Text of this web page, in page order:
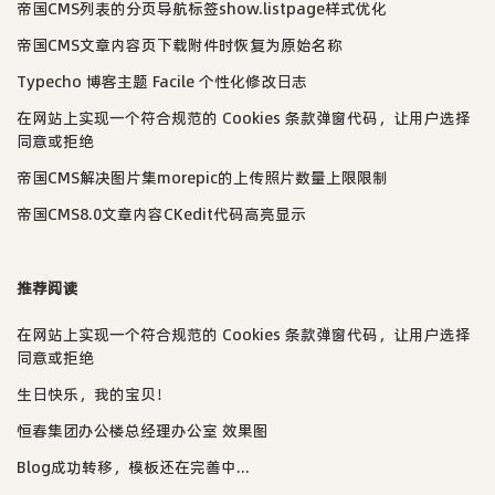
帝国CMS列表的分页导航标签show.listpage样式优化
帝国CMS文章内容页下载附件时恢复为原始名称
Typecho 博客主题 Facile 个性化修改日志
在网站上实现一个符合规范的 Cookies 条款弹窗代码，让用户选择
同意或拒绝
帝国CMS解决图片集morepic的上传照片数量上限限制
帝国CMS8.0文章内容CKedit代码高亮显示
推荐阅读
在网站上实现一个符合规范的 Cookies 条款弹窗代码，让用户选择
同意或拒绝
生日快乐，我的宝贝！
恒春集团办公楼总经理办公室 效果图
Blog成功转移，模板还在完善中...